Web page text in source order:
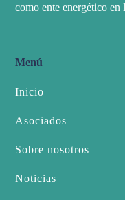
como ente energético
Menú
Inicio
Asociados
Sobre nosotros
Noticias